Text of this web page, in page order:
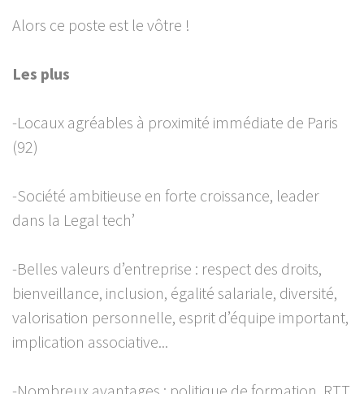
Alors ce poste est le vôtre !
Les plus
-Locaux agréables à proximité immédiate de Paris
(92)
-Société ambitieuse en forte croissance, leader
dans la Legal tech’
-Belles valeurs d’entreprise : respect des droits,
bienveillance, inclusion, égalité salariale, diversité,
valorisation personnelle, esprit d’équipe important,
implication associative...